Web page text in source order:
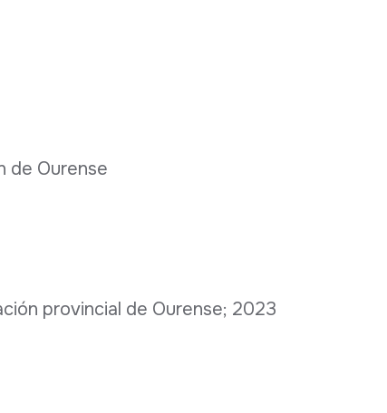
de Ourense
provincial de Ourense; 2023